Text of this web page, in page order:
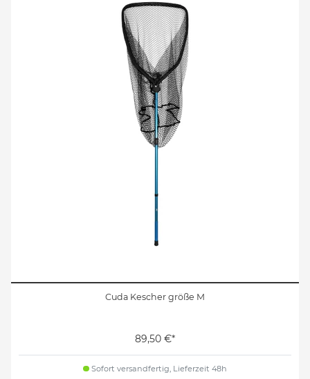
Cuda Kescher größe M
89,50 €*
Sofort versandfertig, Lieferzeit 48h